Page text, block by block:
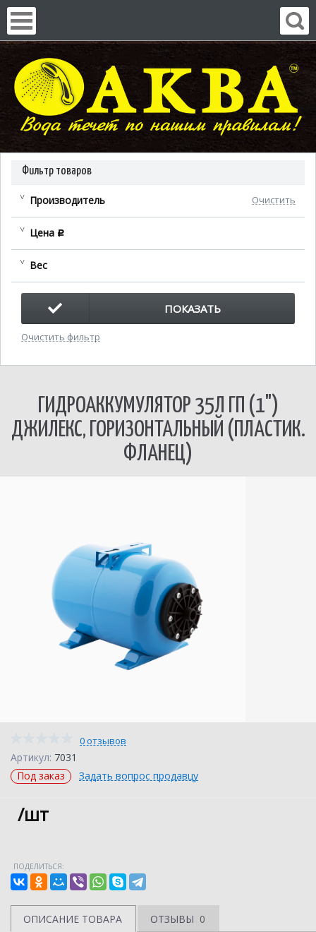
Фильтр товаров
Производитель Очистить
Цена c
Вес
ПОКАЗАТЬ
Очистить фильтр
ГИДРОАККУМУЛЯТОР 35Л ГП (1")
ДЖИЛЕКС, ГОРИЗОНТАЛЬНЫЙ (ПЛАСТИК.
ФЛАНЕЦ)
0 отзывов
Артикул: 7031
Под заказ
Задать вопрос продавцу
/шт
ПОДЕЛИТЬСЯ:
ОПИСАНИЕ ТОВАРА ОТЗЫВЫ 0